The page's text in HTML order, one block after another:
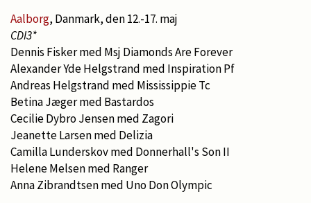
Aalborg, Danmark, den 12.-17. maj
CDI3*
Dennis Fisker med Msj Diamonds Are Forever
Alexander Yde Helgstrand med Inspiration Pf
Andreas Helgstrand med Mississippie Tc
Betina Jæger med Bastardos
Cecilie Dybro Jensen med Zagori
Jeanette Larsen med Delizia
Camilla Lunderskov med Donnerhall's Son II
Helene Melsen med Ranger
Anna Zibrandtsen med Uno Don Olympic